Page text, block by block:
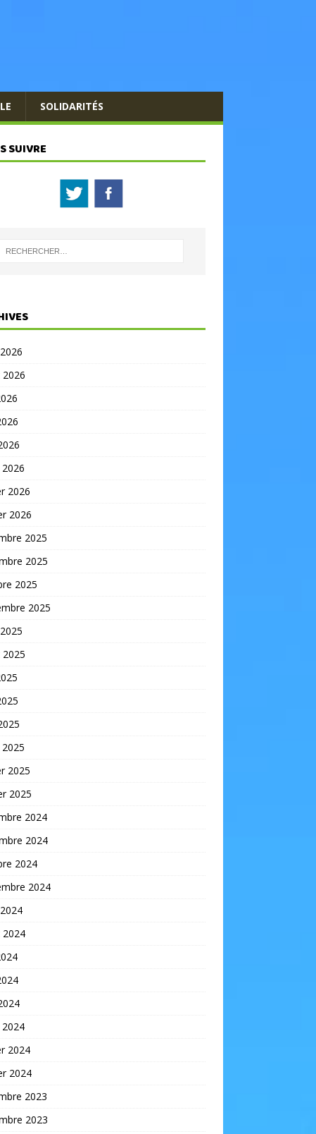
SOLIDARITÉS
SUIVRE
2026
2026
2025
2025
2025
2025
2025
2025
2024
2024
2024
2024
2024
2024
2024
2023
2023